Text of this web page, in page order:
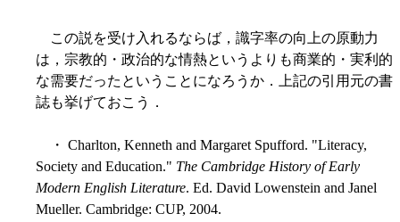
この説を受け入れるならば，識字率の向上の原動力
は，宗教的・政治的な情熱というよりも商業的・実利的
な需要だったということになろうか．上記の引用元の書
誌も挙げておこう．
・ Charlton, Kenneth and Margaret Spufford. "Literacy,
Society and Education." The Cambridge History of Early
Modern English Literature. Ed. David Lowenstein and Janel
Mueller. Cambridge: CUP, 2004.